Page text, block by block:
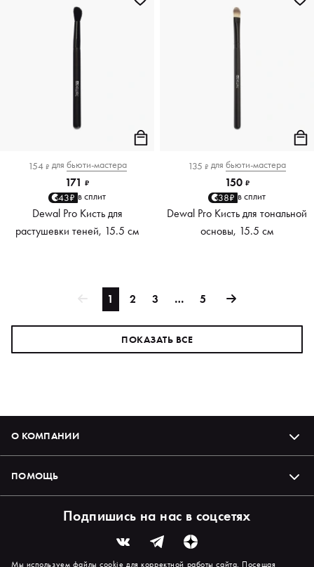
154 ₽ для бьюти-мастера
171 ₽
43₽ в сплит
Dewal Pro Кисть для
растушевки теней, 15.5 см
135 ₽ для бьюти-мастера
150 ₽
38₽ в сплит
Dewal Pro Кисть для тональной
основы, 15.5 см
1 2 3 … 5
ПОКАЗАТЬ ВСЕ
О КОМПАНИИ
ПОМОЩЬ
Подпишись на нас в соцсетях
Мы используем файлы cookie для корректной работы сайта. Посещая